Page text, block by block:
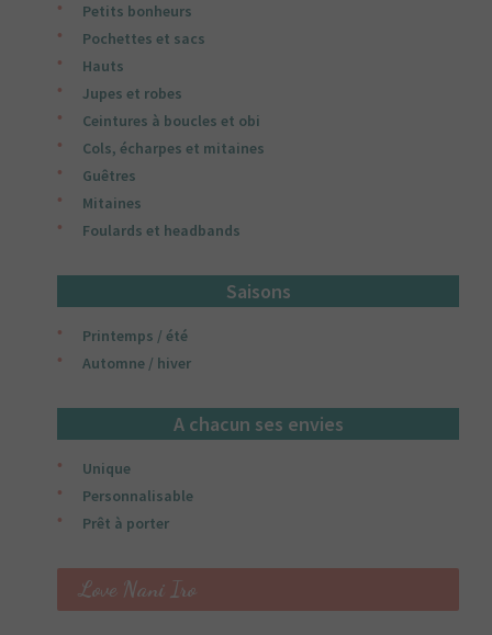
Petits bonheurs
Pochettes et sacs
Hauts
Jupes et robes
Ceintures à boucles et obi
Cols, écharpes et mitaines
Guêtres
Mitaines
Foulards et headbands
Saisons
Printemps / été
Automne / hiver
A chacun ses envies
Unique
Personnalisable
Prêt à porter
Love Nani Iro